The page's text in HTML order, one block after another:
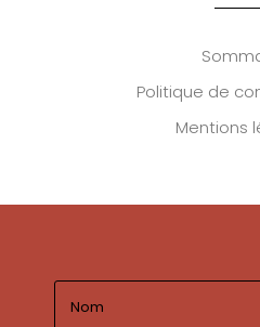
Politique de
Mentions